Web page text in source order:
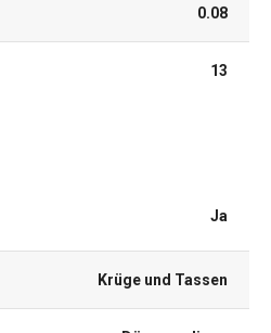
0.08
13
Ja
Krüge und Tassen